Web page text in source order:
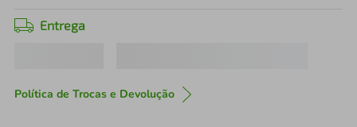
Entrega
Política de Trocas e Devolução